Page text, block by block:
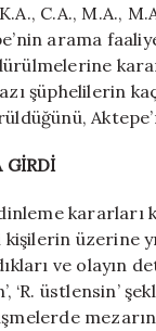
C.A., M.A.,
arama
şüphelilerin
GİRDİ
üzerine
ve olayın
‘R. üstlensin’